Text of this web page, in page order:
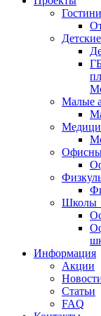
Малые
Школы
Информация
Акции
Статьи
FAQ